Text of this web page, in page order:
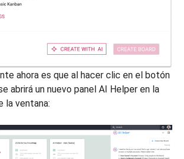
ahora es que al hacer clic en el botón
abrirá un nuevo panel AI Helper en la
la ventana: